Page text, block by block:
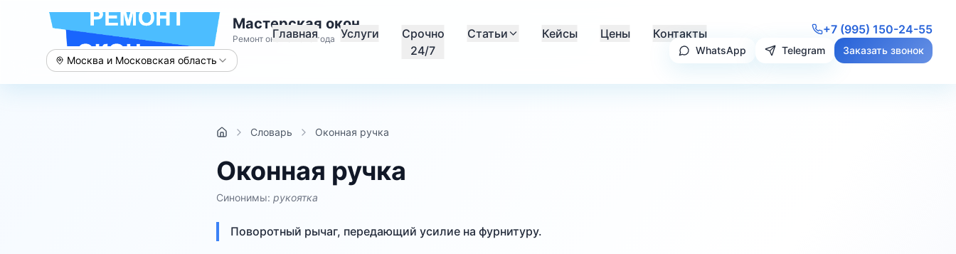
Мастерская окон
Ремонт окон с 2015 года
Москва и Московская область
Главная Услуги
Срочно
24/7
Статьи Кейсы Цены Контакты +7 (995) 150-24-55
WhatsApp Telegram Заказать звонок
Словарь Оконная ручка
Оконная ручка
Синонимы: рукоятка
Поворотный рычаг, передающий усилие на фурнитуру.